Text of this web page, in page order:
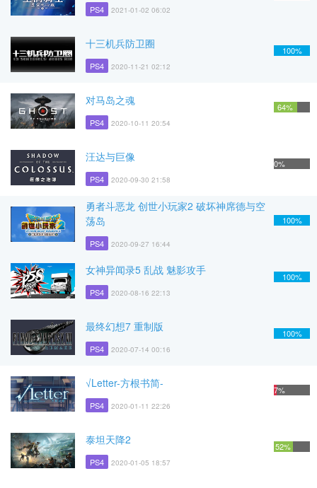
PS4 2021-01-02 06:02
十三机兵防卫圈
PS4 2020-11-21 02:12
100%
对马岛之魂
PS4 2020-10-11 20:54
64%
汪达与巨像
PS4 2020-09-30 21:58
0%
勇者斗恶龙 创世小玩家2 破坏神席德与空
荡岛
PS4 2020-09-27 16:44
100%
女神异闻录5 乱战 魅影攻手
PS4 2020-08-16 22:13
100%
最终幻想7 重制版
PS4 2020-07-14 00:16
100%
√Letter-方根书简-
PS4 2020-01-11 22:26
7%
泰坦天降2
PS4 2020-01-05 18:57
52%